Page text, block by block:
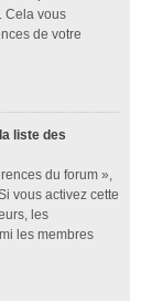
Cela vous
de votre
liste des
du forum »,
vous activez cette
les
les membres